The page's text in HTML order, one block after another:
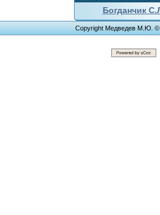
Богданчик
Copyright Медведев М.Ю. ©